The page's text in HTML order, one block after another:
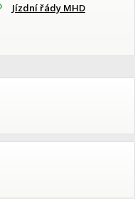
Jízdní řády MHD